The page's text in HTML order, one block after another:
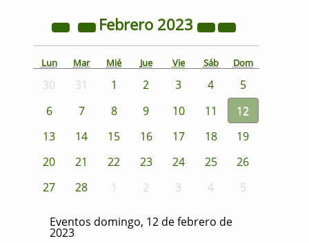
Febrero 2023
Lun Mar Mié Jue Vie Sáb Dom
30 31 1 2 3 4
5
6
7 8 9 10 11
12
13
14 15 16 17 18
19
20
21 22 23 24 25
26
27
28 1 2 3 4 5
Eventos domingo, 12 de febrero de
2023